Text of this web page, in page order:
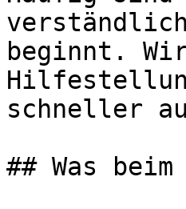
beginnt.
schneller
## Was